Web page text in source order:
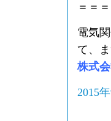
＝＝
電気
て、
株式
2015